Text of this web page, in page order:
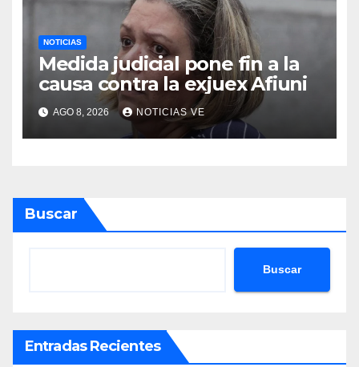
NOTICIAS
Medida judicial pone fin a la
causa contra la exjuex Afiuni
AGO 8, 2026 NOTICIAS VE
Buscar
Buscar
Entradas Recientes